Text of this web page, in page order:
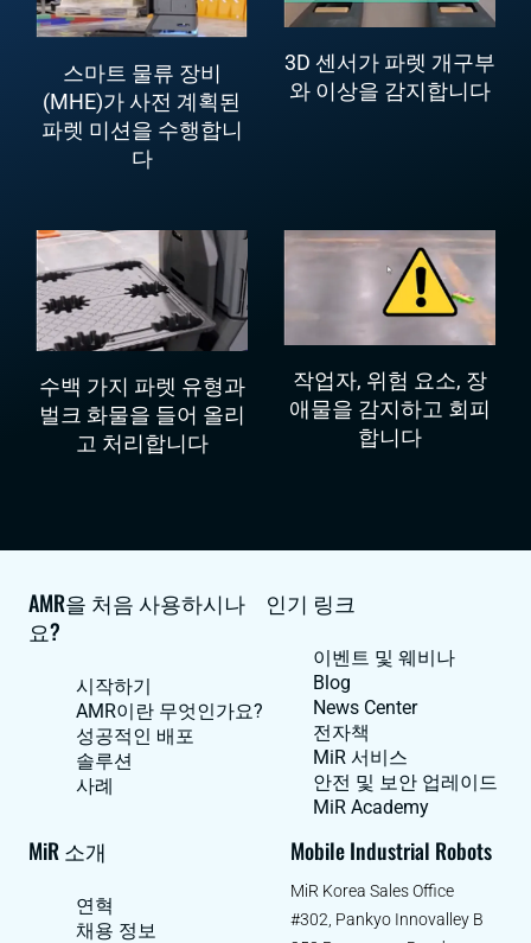
스마트 물류 장비
(MHE)가 사전 계획된
파렛 미션을 수행합니
다
3D 센서가 파렛 개구부
와 이상을 감지합니다
수백 가지 파렛 유형과
벌크 화물을 들어 올리
고 처리합니다
작업자, 위험 요소, 장
애물을 감지하고 회피
합니다
AMR을 처음 사용하시나
요?
시작하기
AMR이란 무엇인가요?
성공적인 배포
솔루션
사례
인기 링크
이벤트 및 웨비나
Blog
News Center
전자책
MiR 서비스
안전 및 보안 업레이드
MiR Academy
MiR 소개
연혁
채용 정보
Mobile Industrial Robots
MiR Korea Sales Office
#302, Pankyo Innovalley B